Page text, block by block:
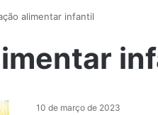
alimentar infantil
10 de março de 2023